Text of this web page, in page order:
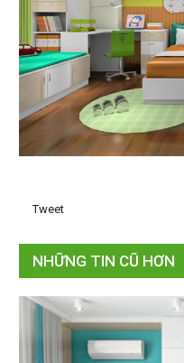
Tweet
NHỮNG TIN CŨ HƠN